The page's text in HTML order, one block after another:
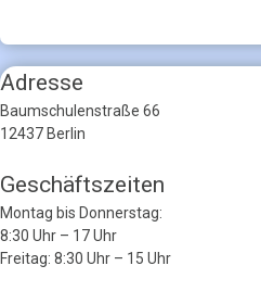
Adresse
Baumschulenstraße 66
12437 Berlin
Geschäftszeiten
Montag bis Donnerstag:
8:30 Uhr – 17 Uhr
Freitag: 8:30 Uhr – 15 Uhr